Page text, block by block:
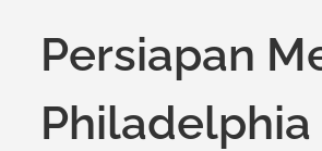
Persiapan
Philadelphia